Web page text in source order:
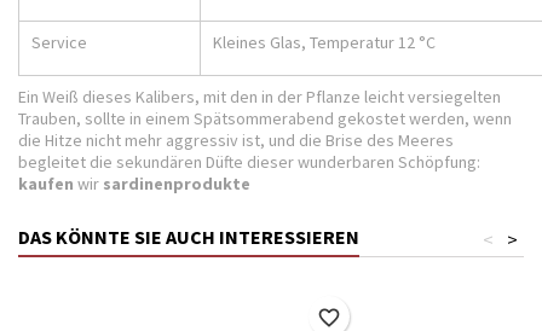
Service Kleines Glas, Temperatur 12 °C
Ein Weiß dieses Kalibers, mit den in der Pflanze leicht versiegelten
Trauben, sollte in einem Spätsommerabend gekostet werden, wenn
die Hitze nicht mehr aggressiv ist, und die Brise des Meeres
begleitet die sekundären Düfte dieser wunderbaren Schöpfung:
kaufen wir sardinenprodukte
DAS KÖNNTE SIE AUCH INTERESSIEREN >
<
favorite_border